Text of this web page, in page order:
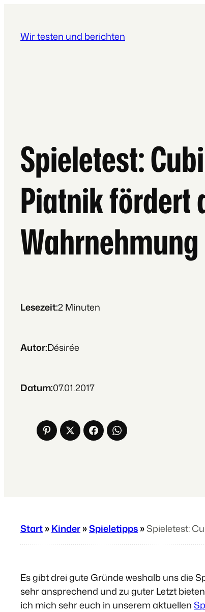
Wir testen und berichten
Spieletest:
Piatnik fördert
Wahrnehmung
Lesezeit:2Minuten
Autor:Désirée
Datum:07.01.2017
Start»Kinder»Spieletipps»Spieletest:
Es gibt drei gute Gründe weshalb uns die
sehr ansprechend und zu guter Letzt
ich mich sehr euch in unserem aktuellen